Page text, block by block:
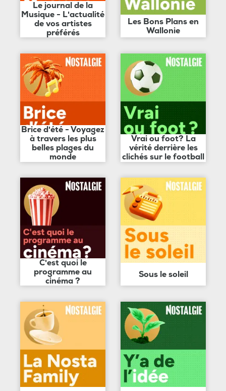
Le journal de la
Musique - L'actualité
de vos artistes
préférés
Les Bons Plans en
Wallonie
Brice d'été - Voyagez
à travers les plus
belles plages du
monde
Vrai ou foot? La
vérité derrière les
clichés sur le football
C'est quoi le
programme au
cinéma ?
Sous le soleil